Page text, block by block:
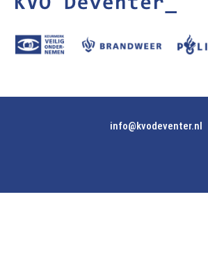
info@kvodeventer.nl